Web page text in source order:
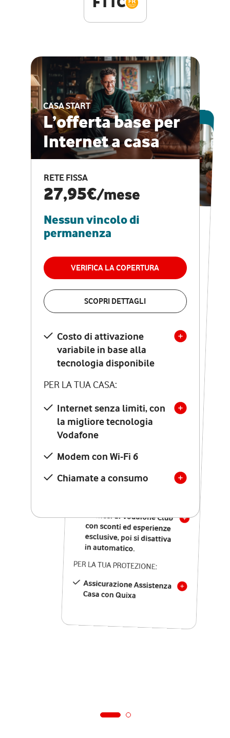
CASA START
L’offerta base per
Internet a casa
RETE FISSA
27,95€/mese
Nessun vincolo di
permanenza
VERIFICA LA COPERTURA
SCOPRI DETTAGLI
Costo di attivazione
variabile in base alla
tecnologia disponibile
PER LA TUA CASA:
Internet senza limiti, con
la migliore tecnologia
Vodafone
Modem con Wi-Fi 6
Chiamate a consumo
ESCLUSIVA ONLINE
CASA PRO
Internet veloce e
vantaggi speciali
RETE FISSA + VODAFONE CLUB
29,95€
permanenza
VERIFICA LA COPERTURA
Costo di attivazione
variabile in base alla
tecnologia disponibile
PER LA TUA CASA:
Internet senza limiti, con
la migliore tecnologia
Vodafone
Modem Seven con Wi-Fi 7
Chiamate illimitate verso
numeri fissi e mobili
nazionali
12 mesi di Vodafone Club
con sconti ed esperienze
esclusive, poi si disattiva
in automatico.
PER LA TUA PROTEZIONE:
Assicurazione Assistenza
Casa con Quixa